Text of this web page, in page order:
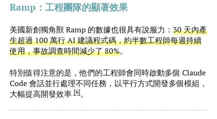
Ramp：工程團隊的顯著效果
美國新創獨角獸 Ramp 的數據也很具有說服力： 30 天內產
生超過 100 萬行 AI 建議程式碼，約半數工程師每週持續
使用，事故調查時間減少了 80%。
特別值得注意的是，他們的工程師會同時啟動多個 Claude
Code 會話並行處理不同任務，以平行方式開發多個模組，
大幅提高開發效率 6 。